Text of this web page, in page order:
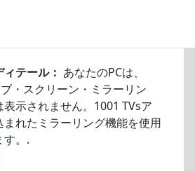
テール： あなたのPCは、
・スクリーン・ミラーリン
示されません。1001 TVsア
れたミラーリング機能を使用
す。.